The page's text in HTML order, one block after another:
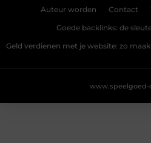
Auteur worden Contact
Goede backlinks: de
Geld verdienen met je website: zo
www.speelgoed-